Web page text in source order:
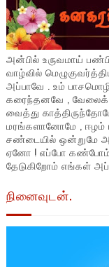
அன்பில் உருவமாய்
வாழ்வில்
அப்பாவே . உம்
கரைந்தனவே ,
வைத்து
மரங்களானோமே , ஈழம்
சண்டையில் ஒன்றுமே
ஏனோ ! எப்போ கண்போம்
தேடுகிறோம் எங்கள்
நினைவுடன்.